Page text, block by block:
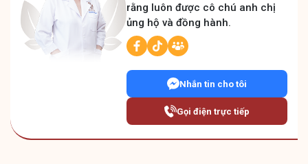
rằng luôn được cô chú anh chị
ủng hộ và đồng hành.
Nhắn tin cho tôi
Gọi điện trực tiếp